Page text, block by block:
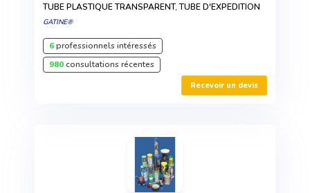
TUBE PLASTIQUE TRANSPARENT, TUBE D'EXPEDITION
GATINE®
6professionnels intéressés
980consultations récentes
Recevoir un devis